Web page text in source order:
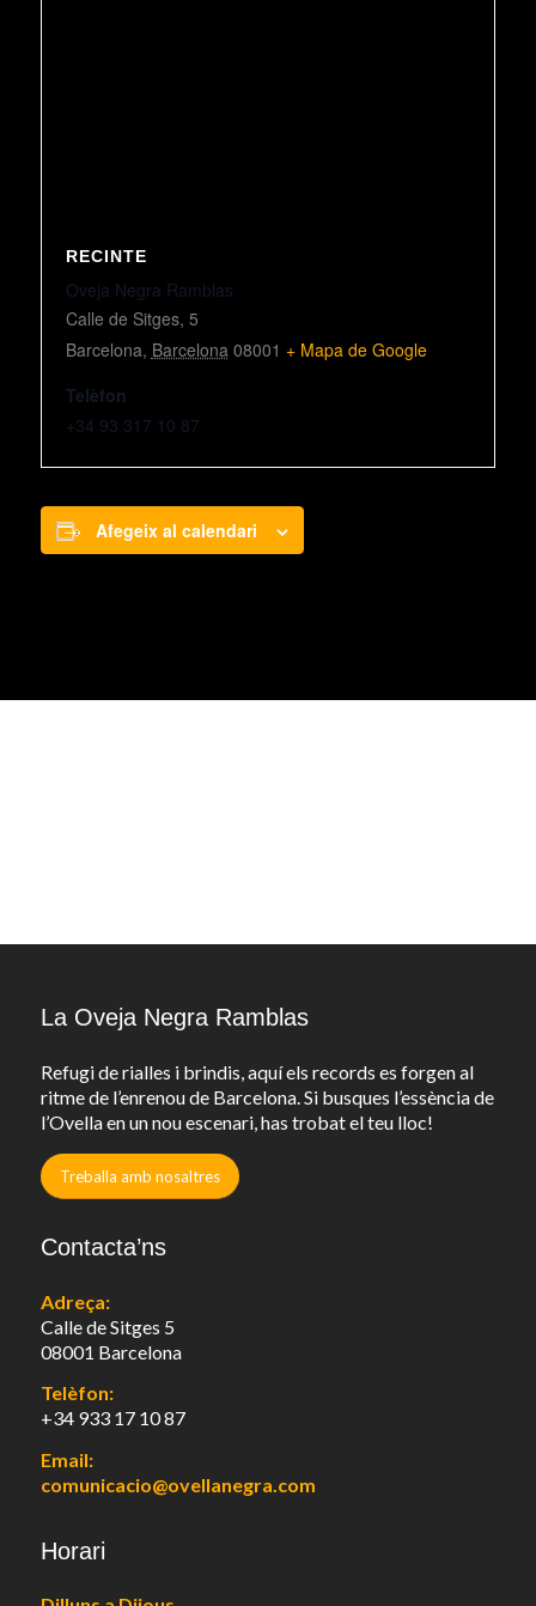
RECINTE
Oveja Negra Ramblas
Calle de Sitges, 5
Barcelona, Barcelona 08001 + Mapa de Google
Telèfon
+34 93 317 10 87
Afegeix al calendari
La Oveja Negra Ramblas
Refugi de rialles i brindis, aquí els records es forgen al
ritme de l’enrenou de Barcelona. Si busques l’essència de
l’Ovella en un nou escenari, has trobat el teu lloc!
Treballa amb nosaltres
Contacta’ns
Adreça:
Calle de Sitges 5
08001 Barcelona
Telèfon:
+34 933 17 10 87
Email:
comunicacio@ovellanegra.com
Horari